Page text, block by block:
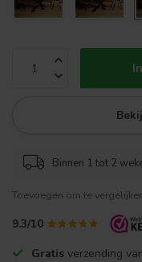
Binnen 1 tot 2
Toevoegen om te
9.3/10
Gratis verzending